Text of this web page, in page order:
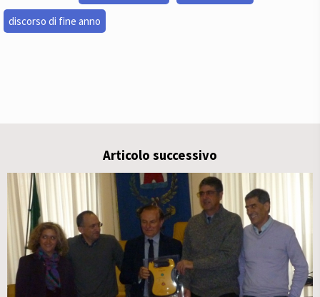
discorso di fine anno
Articolo successivo